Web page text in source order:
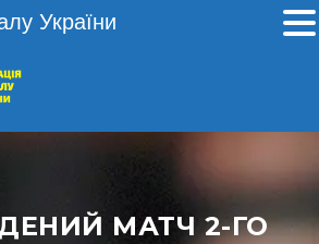
МАТЧ 2-ГО
України